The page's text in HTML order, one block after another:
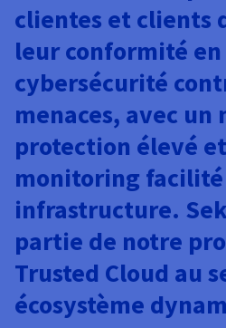
clientes et clients
leur conformité
cybersécurité
menaces, avec un
protection élevé
monitoring
infrastructure.
partie de notre
Trusted Cloud au
écosystème